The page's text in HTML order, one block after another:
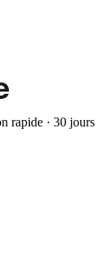
rapide · 30 jours